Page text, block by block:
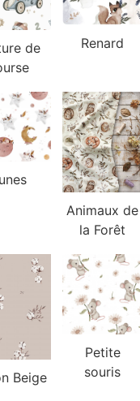
de
Renard
Animaux de
la Forêt
Beige
Petite
souris